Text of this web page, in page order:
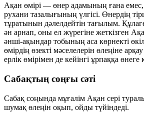
Ақан өмірі — өнер адамының ғана
рухани тазалығының үлгісі. Өнердің
тұратынын дәлелдейтін тағылым.
ән арнап, оны ел жүрегіне жеткізген
әнші-ақындар тобының аса көрнекті
өмірдің өзекті мәселелерін өлеңіне
ерлік өмірімен де кейінгі ұрпаққа
Сабақтың соңғы сәті
Сабақ соңында мұғалім Ақан сері
шумақ өлеңін оқып, ойды түйіндеді.